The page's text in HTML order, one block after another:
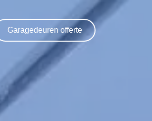
Garagedeuren offerte